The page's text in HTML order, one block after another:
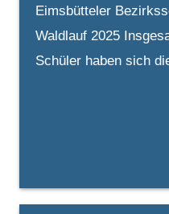
Eimsbütteler
Waldlauf 2025
Schüler haben sich